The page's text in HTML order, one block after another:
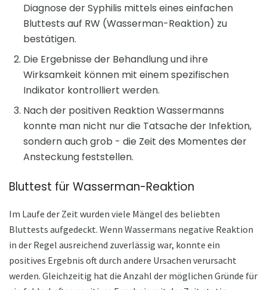
Diagnose der Syphilis mittels eines einfachen
Bluttests auf RW (Wasserman-Reaktion) zu
bestätigen.
Die Ergebnisse der Behandlung und ihre
Wirksamkeit können mit einem spezifischen
Indikator kontrolliert werden.
Nach der positiven Reaktion Wassermanns
konnte man nicht nur die Tatsache der Infektion,
sondern auch grob - die Zeit des Momentes der
Ansteckung feststellen.
Bluttest für Wasserman-Reaktion
Im Laufe der Zeit wurden viele Mängel des beliebten
Bluttests aufgedeckt. Wenn Wassermans negative Reaktion
in der Regel ausreichend zuverlässig war, konnte ein
positives Ergebnis oft durch andere Ursachen verursacht
werden. Gleichzeitig hat die Anzahl der möglichen Gründe für